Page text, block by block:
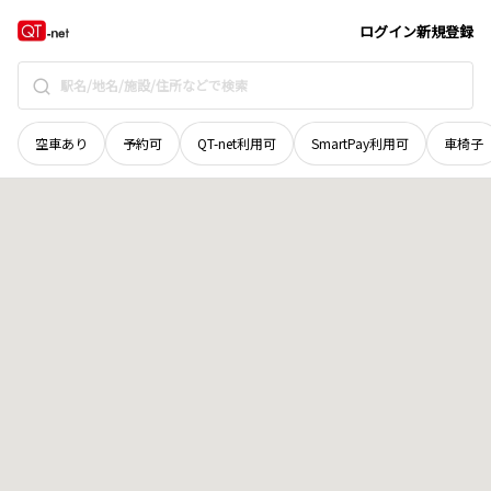
ログイン新規登録
空車あり 予約可 QT-net利用可 SmartPay利用可 車椅子
栃木県